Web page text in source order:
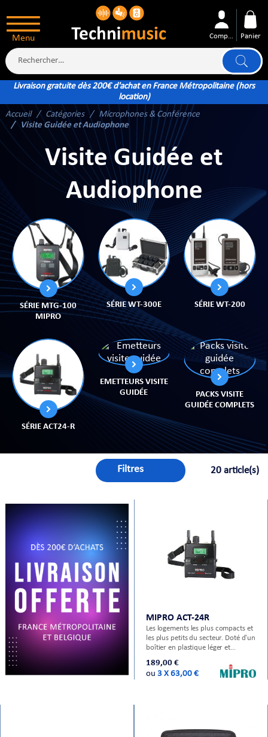
Menu Compte Panier
AUDIO
Livraison gratuite dès 200€ d'achat en France Métropolitaine (hors
location)
Accueil
Catégories
Microphones & Conférence
Visite Guidée et Audiophone
Visite Guidée et
Audiophone
SÉRIE MTG-100
MIPRO
SÉRIE WT-300E SÉRIE WT-200
SÉRIE ACT24-R
EMETTEURS VISITE
GUIDÉE
PACKS VISITE
GUIDÉE COMPLETS
Filtres 20 article(s)
MIPRO ACT-24R
Les logements les plus compacts et
les plus petits du secteur. Doté d'un
boîtier en plastique léger et
exigences professionnelles. Circuit
de modulation FSK numérique
189,00 €
ou 3 X 63,00 €